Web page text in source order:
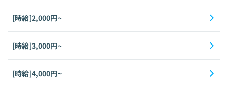
[時給]2,000円~
[時給]3,000円~
[時給]4,000円~